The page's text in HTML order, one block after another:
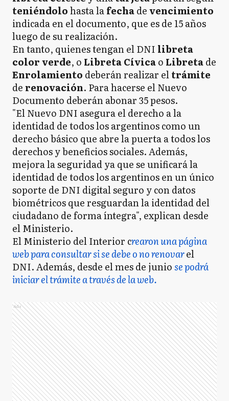
teniéndolohasta lafechadevencimiento
indicada en el documento, que es de 15 años
luego de su realización.
En tanto, quienes tengan el DNI libreta
color verde, o Libreta Cívicao Libretade
Enrolamiento deberán realizar eltrámite
de renovación. Para hacerse el Nuevo
Documento deberán abonar 35 pesos.
"El Nuevo DNI asegura el derecho a la
identidad de todos los argentinos como un
derecho básico que abre la puerta a todos los
derechos y beneficios sociales. Además,
mejora la seguridad ya que se unificará la
identidad de todos los argentinos en un único
soporte de DNI digital seguro y con datos
biométricos que resguardan la identidad del
ciudadano de forma íntegra", explican desde
el Ministerio.
El Ministerio del Interior crearon una página
web para consultar si se debe o no renovarel
DNI. Además, desde el mes de juniose podrá
iniciar el trámite a través de la web.
Ads